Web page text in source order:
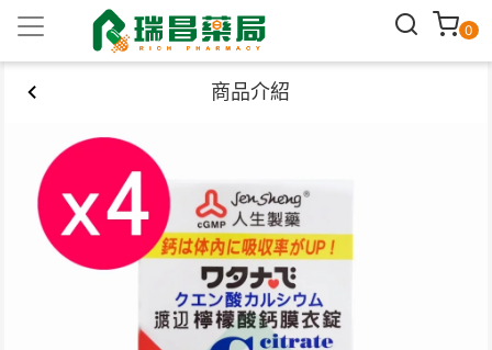
0
商品介紹